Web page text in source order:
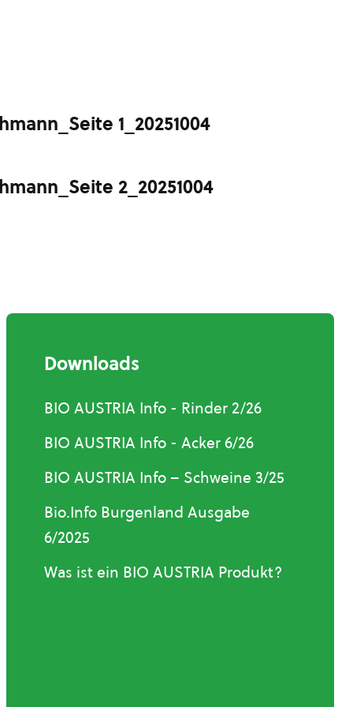
1_20251004
2_20251004
Downloads
BIO AUSTRIA Info - Rinder 2/26
BIO AUSTRIA Info - Acker 6/26
BIO AUSTRIA Info – Schweine 3/25
Bio.Info Burgenland Ausgabe
6/2025
Was ist ein BIO AUSTRIA Produkt?